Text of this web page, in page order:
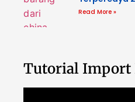
Read More »
Tutorial Import